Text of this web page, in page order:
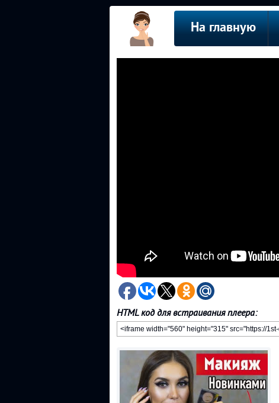
На главную
HTML код для встраивания плеера: